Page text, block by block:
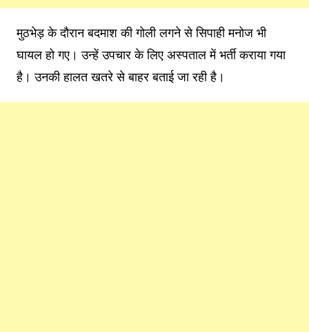
मुठभेड़ के दौरान बदमाश की गोली लगने से सिपाही मनोज भी
घायल हो गए। उन्हें उपचार के लिए अस्पताल में भर्ती कराया गया
है। उनकी हालत खतरे से बाहर बताई जा रही है।